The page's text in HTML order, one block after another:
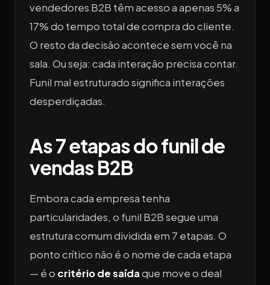
vendedores B2B têm acesso a apenas 5% a
17% do tempo total de compra do cliente.
O resto da decisão acontece sem você na
sala. Ou seja: cada interação precisa contar.
Funil mal estruturado significa interações
desperdiçadas.
As 7 etapas do funil de
vendas B2B
Embora cada empresa tenha
particularidades, o funil B2B segue uma
estrutura comum dividida em 7 etapas. O
ponto crítico não é o nome de cada etapa
— é o critério de saídaque move o deal